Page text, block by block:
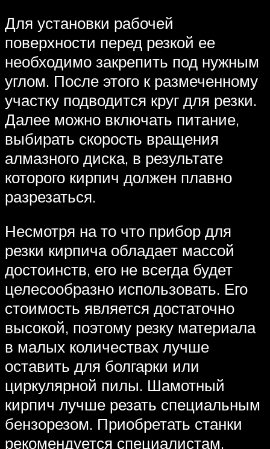
Для установки рабочей
поверхности перед резкой ее
необходимо закрепить под нужным
углом. После этого к размеченному
участку подводится круг для резки.
Далее можно включать питание,
выбирать скорость вращения
алмазного диска, в результате
которого кирпич должен плавно
разрезаться.
Несмотря на то что прибор для
резки кирпича обладает массой
достоинств, его не всегда будет
целесообразно использовать. Его
стоимость является достаточно
высокой, поэтому резку материала
в малых количествах лучше
оставить для болгарки или
циркулярной пилы. Шамотный
кирпич лучше резать специальным
бензорезом. Приобретать станки
рекомендуется специалистам,